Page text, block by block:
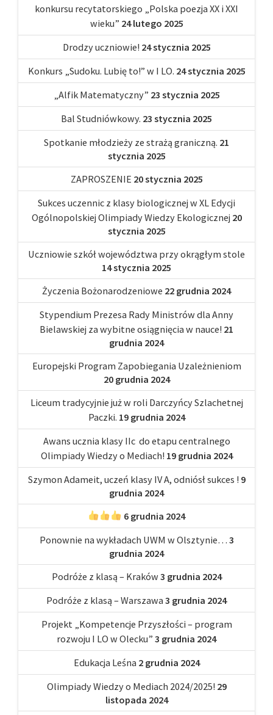
konkursu recytatorskiego „Polska poezja XX i XXI
wieku” 24 lutego 2025
Drodzy uczniowie! 24 stycznia 2025
Konkurs „Sudoku. Lubię to!” w I LO. 24 stycznia 2025
„Alfik Matematyczny” 23 stycznia 2025
Bal Studniówkowy. 23 stycznia 2025
Spotkanie młodzieży ze strażą graniczną. 21
stycznia 2025
ZAPROSZENIE 20 stycznia 2025
Sukces uczennic z klasy biologicznej w XL Edycji
Ogólnopolskiej Olimpiady Wiedzy Ekologicznej 20
stycznia 2025
Uczniowie szkół województwa przy okrągłym stole
14 stycznia 2025
Życzenia Bożonarodzeniowe 22 grudnia 2024
Stypendium Prezesa Rady Ministrów dla Anny
Bielawskiej za wybitne osiągnięcia w nauce! 21
grudnia 2024
Europejski Program Zapobiegania Uzależnieniom
20 grudnia 2024
Liceum tradycyjnie już w roli Darczyńcy Szlachetnej
Paczki. 19 grudnia 2024
Awans ucznia klasy IIc do etapu centralnego
Olimpiady Wiedzy o Mediach! 19 grudnia 2024
Szymon Adameit, uczeń klasy IV A, odniósł sukces ! 9
grudnia 2024
6 grudnia 2024
Ponownie na wykładach UWM w Olsztynie… 3
grudnia 2024
Podróże z klasą – Kraków 3 grudnia 2024
Podróże z klasą – Warszawa 3 grudnia 2024
Projekt „Kompetencje Przyszłości – program
rozwoju I LO w Olecku” 3 grudnia 2024
Edukacja Leśna 2 grudnia 2024
Olimpiady Wiedzy o Mediach 2024/2025! 29
listopada 2024